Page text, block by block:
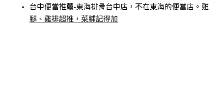
台中便當推薦-東海排骨台中店，不在東海的便當店。雞
腿、雞排超推，菜脯記得加